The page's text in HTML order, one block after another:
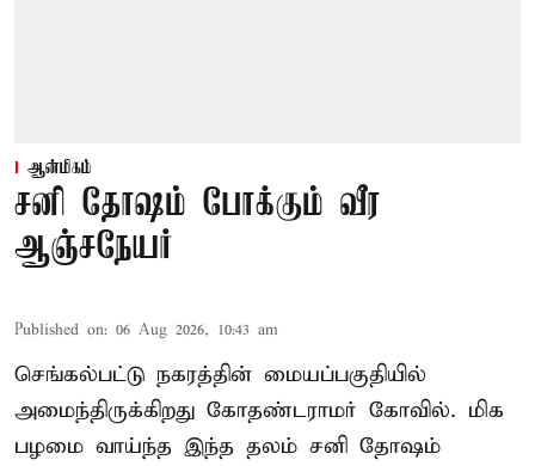
ஆன்மிகம்
சனி தோஷம் போக்கும் வீர
ஆஞ்சநேயர்
Published on: 06 Aug 2026, 10:43 am
செங்கல்பட்டு நகரத்தின் மையப்பகுதியில்
அமைந்திருக்கிறது கோதண்டராமர் கோவில். மிக
பழமை வாய்ந்த இந்த தலம் சனி தோஷம்